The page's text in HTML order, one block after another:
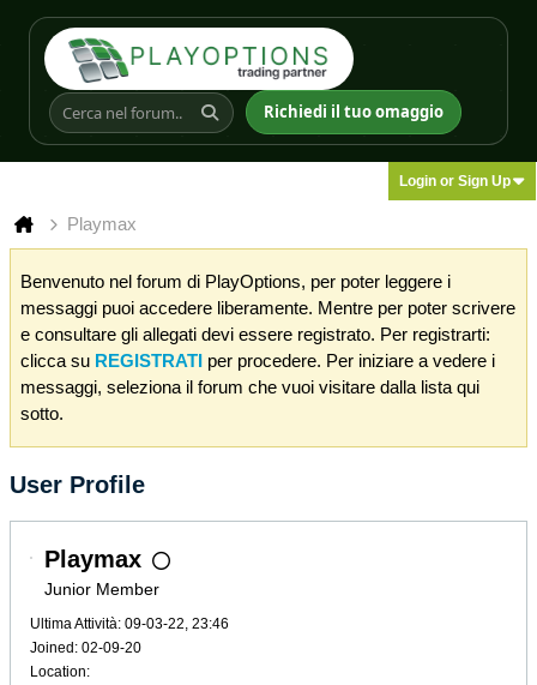
Richiedi il tuo omaggio
Login or Sign Up
Playmax
Benvenuto nel forum di PlayOptions, per poter leggere i
messaggi puoi accedere liberamente. Mentre per poter scrivere
e consultare gli allegati devi essere registrato. Per registrarti:
clicca su REGISTRATI per procedere. Per iniziare a vedere i
messaggi, seleziona il forum che vuoi visitare dalla lista qui
sotto.
User Profile
Playmax
Junior Member
Ultima Attività: 09-03-22, 23:46
Joined: 02-09-20
Location: